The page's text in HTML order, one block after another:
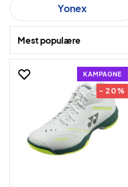
Yonex
Mest populære
KAMPAGNE
- 20%